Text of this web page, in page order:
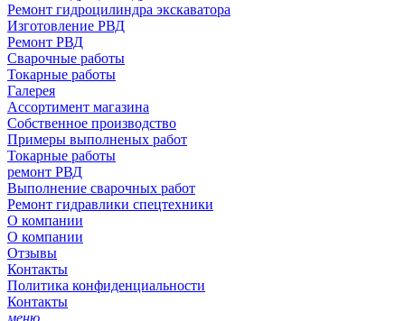
Ремонт гидроцилиндра экскаватора
Изготовление РВД
Ремонт РВД
Сварочные работы
Токарные работы
Галерея
Ассортимент магазина
Собственное производство
Примеры выполненых работ
Токарные работы
ремонт РВД
Выполнение сварочных работ
Ремонт гидравлики спецтехники
О компании
О компании
Отзывы
Контакты
Политика конфиденциальности
Контакты
меню